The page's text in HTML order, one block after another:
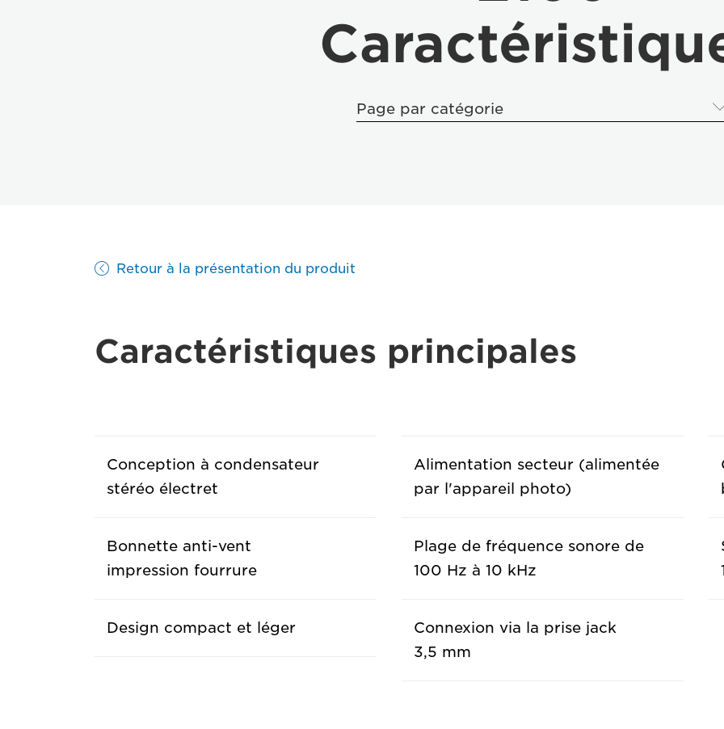
Page par catégorie
Retour à la présentation du produit
Caractéristiques principales
Conception à condensateur
stéréo électret
Alimentation secteur (alimentée
par l'appareil photo)
Bonnette anti-vent
impression fourrure
Plage de fréquence sonore de
100 Hz à 10 kHz
Design compact et léger
Connexion via la prise jack
3,5 mm